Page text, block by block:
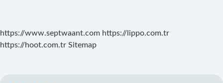
https://www.septwaant.com https://lippo.com.tr
https://hoot.com.tr Sitemap